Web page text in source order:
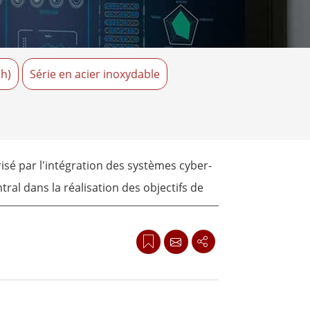
Ordinateurs embarqués marine
More
Acier inoxydable
Panneau PC en acier inoxydable
Afficheur en acier inoxydable
Série en acier inoxydable
par l'intégration des systèmes cyber-
dans la réalisation des objectifs de
les environnements industriels.
Panel PC allant de 19 à 32 pouces,
de l'IA et la visualisation à